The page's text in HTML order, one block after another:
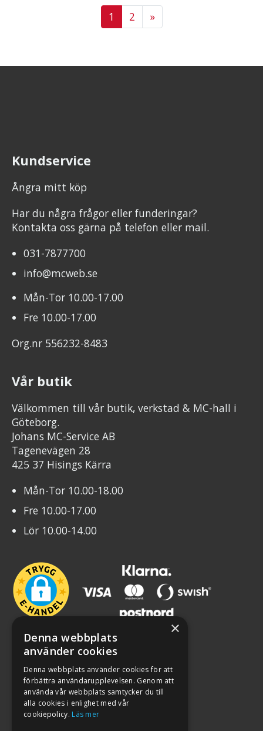
1 2 »
Kundservice
Ångra mitt köp
Har du några frågor eller funderingar?
Kontakta oss gärna på telefon eller mail.
031-7877700
info@mcweb.se
Mån-Tor 10.00-17.00
Fre 10.00-17.00
Org.nr 556232-8483
Vår butik
Välkommen till vår butik, verkstad & MC-hall i
Göteborg.
Johans MC-Service AB
Tagenevägen 28
425 37 Hisings Kärra
Mån-Tor 10.00-18.00
Fre 10.00-17.00
Lör 10.00-14.00
×
Denna webbplats
använder cookies
Denna webbplats använder cookies för att
förbättra användarupplevelsen. Genom att
använda vår webbplats samtycker du till
alla cookies i enlighet med vår
cookiepolicy. Läs mer